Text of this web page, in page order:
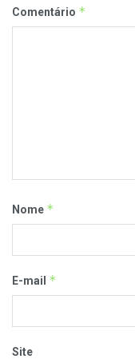
Comentário *
Nome *
E-mail *
Site